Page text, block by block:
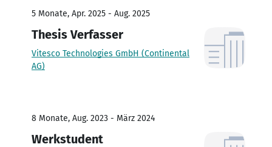
5 Monate, Apr. 2025 - Aug. 2025
Thesis Verfasser
Vitesco Technologies GmbH (Continental
AG)
8 Monate, Aug. 2023 - März 2024
Werkstudent